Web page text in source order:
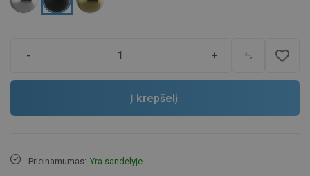
- + favorite_border
Į krepšelį
Prieinamumas: Yra sandėlyje